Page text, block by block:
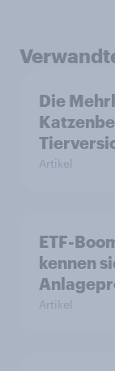
Die
Artikel
ETF-
kennen
Artikel